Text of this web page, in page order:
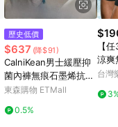
歷史低價
$637 (降$91)
CalniKean男士緩壓抑
菌內褲無痕石墨烯抗菌
平角褲高彈莫代爾四角
東森購物 ETMall
0.5%
【
涼爽
冰絲內褲
角褲
台灣